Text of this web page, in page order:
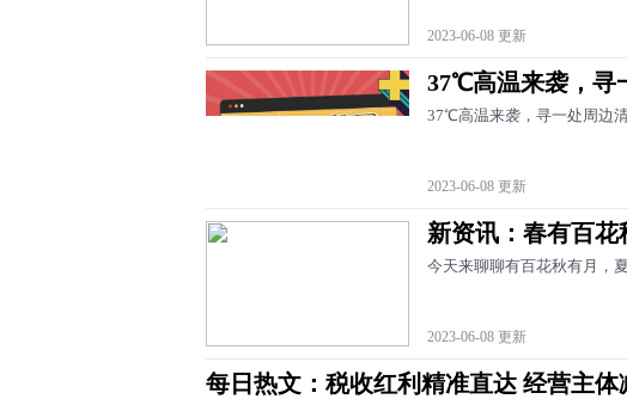
2023-06-08 更新
37℃高温来袭，寻
37℃高温来袭，寻一处周边
2023-06-08 更新
新资讯：春有百
今天来聊聊有百花秋有月，
2023-06-08 更新
每日热文：税收红利精准直达 经营主体